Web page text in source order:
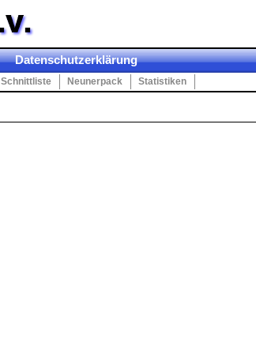
Datenschutzerklärung
Schnittliste Neunerpack Statistiken